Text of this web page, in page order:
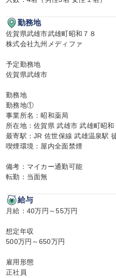
勤務地
佐賀県武雄市武雄町昭和７８
株式会社九州メディファ
予定勤務地
佐賀県武雄市
勤務地
勤務地①
事業所名：昭和薬局
所在地：佐賀県 武雄市 武雄町昭和
最寄駅：JR 佐世保線 武雄温泉駅
喫煙環境：屋内全面禁煙
備考：マイカー通勤可能
転勤：当面無
給与
月給：40万円～55万円
想定年収
500万円～650万円
雇用形態
正社員